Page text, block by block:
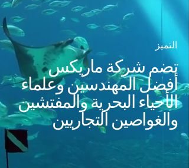
​التميز
تضم شركة ماريكس
أفضل المهندسين وعلماء
الأحياء البحرية والمفتشين
والغواصين التجاريين